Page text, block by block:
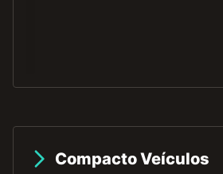
Compacto Veículos